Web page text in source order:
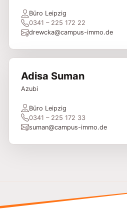
Büro Leipzig
0341 – 225 172 22
drewcka@campus-immo.de
Adisa Suman
Azubi
Büro Leipzig
0341 – 225 172 33
suman@campus-immo.de